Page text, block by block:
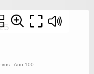
- Ano 100